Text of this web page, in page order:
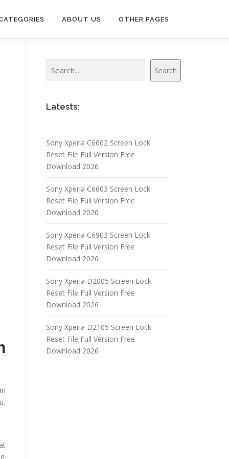
ABOUT US OTHER PAGES
Search
Latests:
Sony Xperia C6602 Screen Lock
Reset File Full Version Free
Download 2026
Sony Xperia C6603 Screen Lock
Reset File Full Version Free
Download 2026
Sony Xperia C6903 Screen Lock
Reset File Full Version Free
Download 2026
Sony Xperia D2005 Screen Lock
Reset File Full Version Free
Download 2026
Sony Xperia D2105 Screen Lock
Reset File Full Version Free
Download 2026